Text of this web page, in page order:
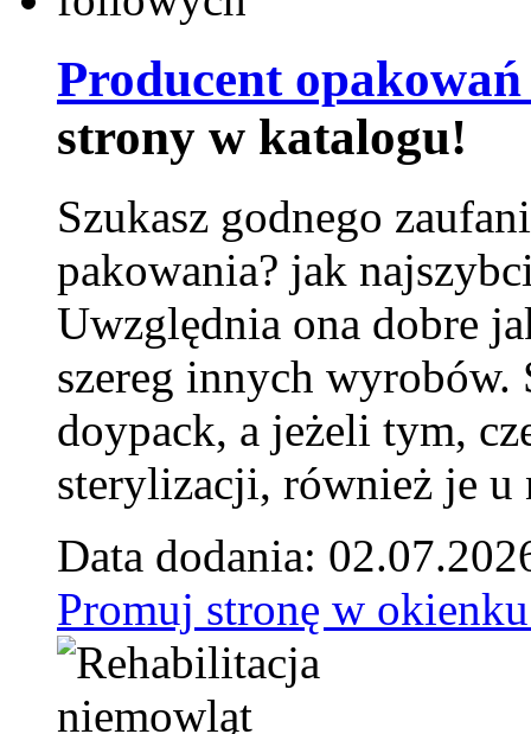
Producent
strony w katalogu!
Szukasz godnego
pakowania? jak
Uwzględnia ona dobre
szereg innych
doypack, a jeżeli tym,
sterylizacji, również je u
Data dodania:
Promuj stronę w